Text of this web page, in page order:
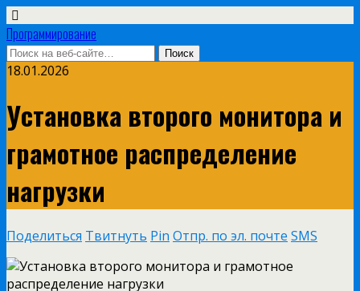
Программирование
18.01.2026
Установка второго монитора и
грамотное распределение
нагрузки
Поделиться Твитнуть Pin Отпр. по эл. почте SMS